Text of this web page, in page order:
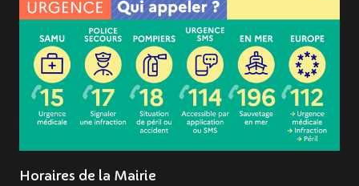
Horaires de la Mairie